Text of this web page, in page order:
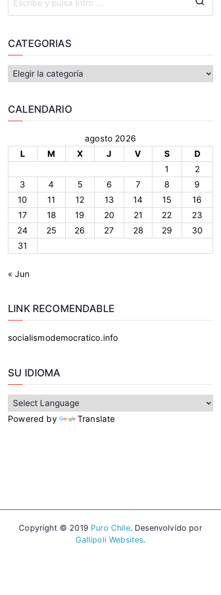
CATEGORIAS
CALENDARIO
agosto 2026
L
M X J V S
D
1
2
3
4 5 6 7 8
9
10
11 12 13 14 15
16
17
18 19 20 21 22
23
24
25 26 27 28 29
30
31
« Jun
LINK RECOMENDABLE
socialismodemocratico.info
SU IDIOMA
Powered by Translate
Copyright © 2019 Puro Chile. Desenvolvido por
Gallipoli Websites.